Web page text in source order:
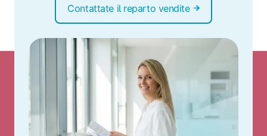
Contattate il reparto vendite